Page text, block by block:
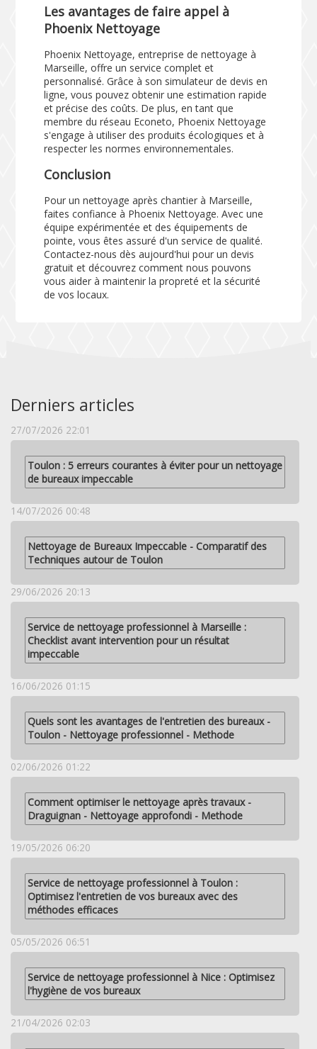
Les avantages de faire appel à
Phoenix Nettoyage
Phoenix Nettoyage, entreprise de nettoyage à
Marseille, offre un service complet et
personnalisé. Grâce à son simulateur de devis en
ligne, vous pouvez obtenir une estimation rapide
et précise des coûts. De plus, en tant que
membre du réseau Econeto, Phoenix Nettoyage
s'engage à utiliser des produits écologiques et à
respecter les normes environnementales.
Conclusion
Pour un nettoyage après chantier à Marseille,
faites confiance à Phoenix Nettoyage. Avec une
équipe expérimentée et des équipements de
pointe, vous êtes assuré d'un service de qualité.
Contactez-nous dès aujourd'hui pour un devis
gratuit et découvrez comment nous pouvons
vous aider à maintenir la propreté et la sécurité
de vos locaux.
Derniers articles
27/07/2026 22:01
Toulon : 5 erreurs courantes à éviter pour un nettoyage
de bureaux impeccable
14/07/2026 00:48
Nettoyage de Bureaux Impeccable - Comparatif des
Techniques autour de Toulon
29/06/2026 20:13
Service de nettoyage professionnel à Marseille :
Checklist avant intervention pour un résultat
impeccable
16/06/2026 01:15
Quels sont les avantages de l'entretien des bureaux -
Toulon - Nettoyage professionnel - Methode
02/06/2026 01:22
Comment optimiser le nettoyage après travaux -
Draguignan - Nettoyage approfondi - Methode
19/05/2026 06:20
Service de nettoyage professionnel à Toulon :
Optimisez l'entretien de vos bureaux avec des
méthodes efficaces
05/05/2026 06:51
Service de nettoyage professionnel à Nice : Optimisez
l'hygiène de vos bureaux
21/04/2026 02:03